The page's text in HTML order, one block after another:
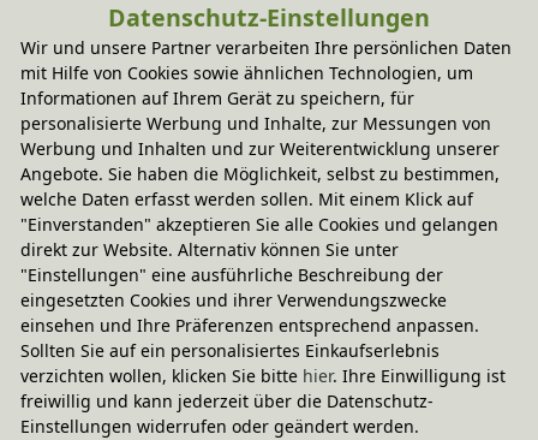
Türen können optional mit einem Schloss ausgestattet
werden.
Entdecken Sie jetzt die vielseitigen
Einsatzmöglichkeiten des BioKinder Laura
Regalsystems und gestalten Sie Ihren Raum ganz
nach Ihren Wünschen und Bedürfnissen.
Datenschutz-Einstellungen
Wir und unsere Partner verarbeiten Ihre persönlichen Daten
mit Hilfe von Cookies sowie ähnlichen Technologien, um
Informationen auf Ihrem Gerät zu speichern, für
personalisierte Werbung und Inhalte, zur Messungen von
Werbung und Inhalten und zur Weiterentwicklung unserer
Angebote. Sie haben die Möglichkeit, selbst zu bestimmen,
welche Daten erfasst werden sollen. Mit einem Klick auf
"Einverstanden" akzeptieren Sie alle Cookies und gelangen
direkt zur Website. Alternativ können Sie unter
"Einstellungen" eine ausführliche Beschreibung der
eingesetzten Cookies und ihrer Verwendungszwecke
einsehen und Ihre Präferenzen entsprechend anpassen.
Sollten Sie auf ein personalisiertes Einkaufserlebnis
verzichten wollen, klicken Sie bitte hier. Ihre Einwilligung ist
freiwillig und kann jederzeit über die Datenschutz-
Einstellungen widerrufen oder geändert werden.